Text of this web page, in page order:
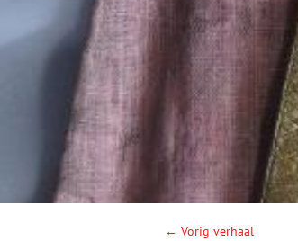
← Vorig verhaal